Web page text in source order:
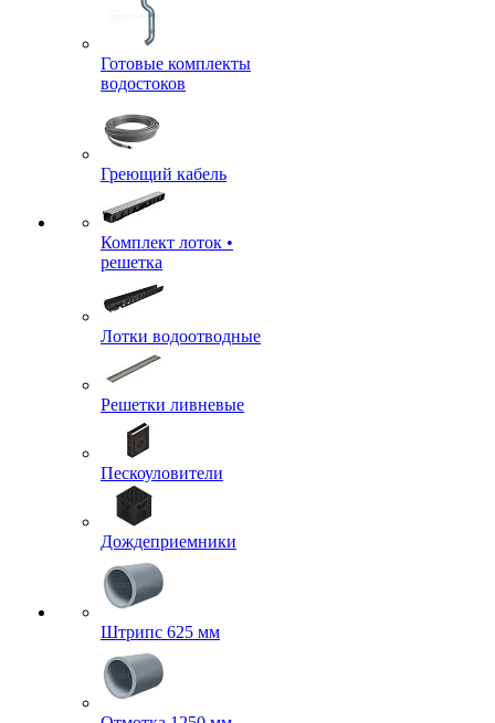
Готовые комплекты
водостоков
Греющий кабель
Комплект лоток •
решетка
Лотки водоотводные
Решетки ливневые
Пескоуловители
Дождеприемники
Штрипс 625 мм